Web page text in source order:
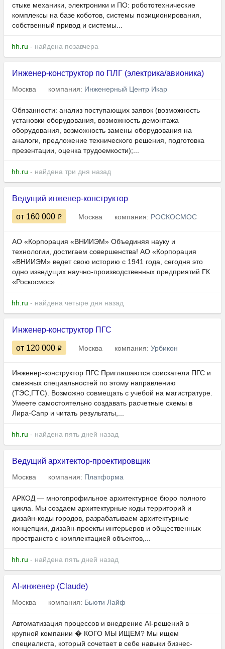
стыке механики, электроники и ПО: робототехнические
комплексы на базе коботов, системы позиционирования,
собственный привод и системы...
hh.ru - найдена позавчера
Инженер-конструктор по ПЛГ (электрика/авионика)
Москва компания: Инженерный Центр Икар
Обязанности: анализ поступающих заявок (возможность
установки оборудования, возможность демонтажа
оборудования, возможность замены оборудования на
аналоги, предложение технического решения, подготовка
презентации, оценка трудоемкости);...
hh.ru - найдена три дня назад
Ведущий инженер-конструктор
от 160 000 Москва компания: РОСКОСМОС
АО «Корпорация «ВНИИЭМ» Объединяя науку и
технологии, достигаем совершенства! АО «Корпорация
«ВНИИЭМ» ведет свою историю с 1941 года, сегодня это
одно изведущих научно-производственных предприятий ГК
«Роскосмос»....
hh.ru - найдена четыре дня назад
Инженер-конструктор ПГС
от 120 000 Москва компания: Урбикон
Инженер-конструктор ПГС Приглашаются соискатели ПГС и
смежных специальностей по этому направлению
(ТЭС,ГТС). Возможно совмещать с учебой на магистратуре.
Умеете самостоятельно создавать расчетные схемы в
Лира-Сапр и читать результаты,...
hh.ru - найдена пять дней назад
Ведущий архитектор-проектировщик
Москва компания: Платформа
АРКОД — многопрофильное архитектурное бюро полного
цикла. Мы создаем архитектурные коды территорий и
дизайн-коды городов, разрабатываем архитектурные
концепции, дизайн-проекты интерьеров и общественных
пространств с комплектацией объектов,...
hh.ru - найдена пять дней назад
AI-инженер (Claude)
Москва компания: Бьюти Лайф
Автоматизация процессов и внедрение AI-решений в
крупной компании � КОГО МЫ ИЩЕМ? Мы ищем
специалиста, который сочетает в себе навыки бизнес-